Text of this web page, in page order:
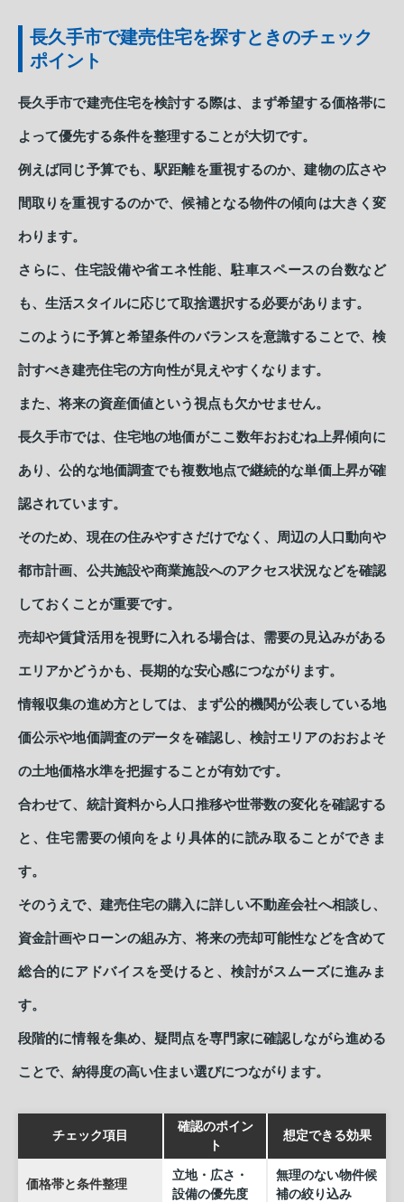
長久手市で建売住宅を探すときのチェック
ポイント
長久手市で建売住宅を検討する際は、まず希望する価格帯に
よって優先する条件を整理することが大切です。
例えば同じ予算でも、駅距離を重視するのか、建物の広さや
間取りを重視するのかで、候補となる物件の傾向は大きく変
わります。
さらに、住宅設備や省エネ性能、駐車スペースの台数など
も、生活スタイルに応じて取捨選択する必要があります。
このように予算と希望条件のバランスを意識することで、検
討すべき建売住宅の方向性が見えやすくなります。
また、将来の資産価値という視点も欠かせません。
長久手市では、住宅地の地価がここ数年おおむね上昇傾向に
あり、公的な地価調査でも複数地点で継続的な単価上昇が確
認されています。
そのため、現在の住みやすさだけでなく、周辺の人口動向や
都市計画、公共施設や商業施設へのアクセス状況などを確認
しておくことが重要です。
売却や賃貸活用を視野に入れる場合は、需要の見込みがある
エリアかどうかも、長期的な安心感につながります。
情報収集の進め方としては、まず公的機関が公表している地
価公示や地価調査のデータを確認し、検討エリアのおおよそ
の土地価格水準を把握することが有効です。
合わせて、統計資料から人口推移や世帯数の変化を確認する
と、住宅需要の傾向をより具体的に読み取ることができま
す。
そのうえで、建売住宅の購入に詳しい不動産会社へ相談し、
資金計画やローンの組み方、将来の売却可能性などを含めて
総合的にアドバイスを受けると、検討がスムーズに進みま
す。
段階的に情報を集め、疑問点を専門家に確認しながら進める
ことで、納得度の高い住まい選びにつながります。
チェック項目
確認のポイン
ト
想定できる効果
価格帯と条件整理
立地・広さ・
設備の優先度
無理のない物件候
補の絞り込み